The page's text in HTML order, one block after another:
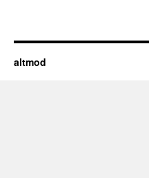
altmod